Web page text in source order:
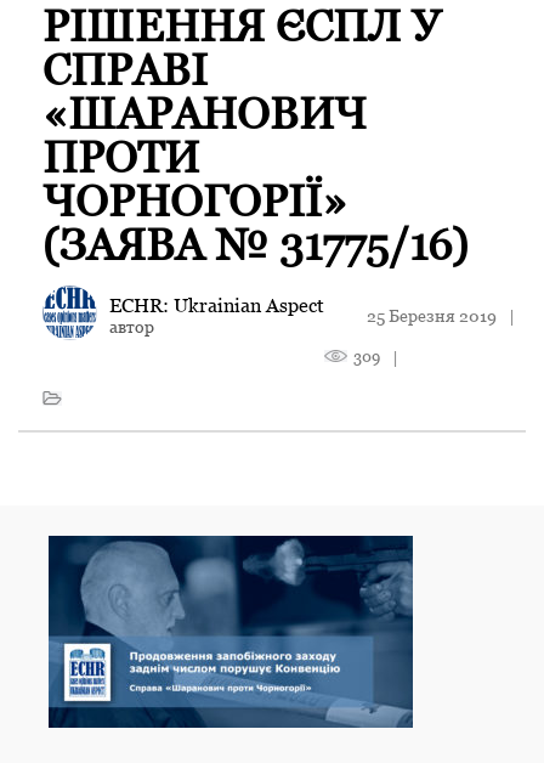
РІШЕННЯ ЄСПЛ У
СПРАВІ
«ШАРАНОВИЧ
ПРОТИ
ЧОРНОГОРІЇ»
(ЗАЯВА № 31775/16)
ECHR: Ukrainian Aspect
автор
25 Березня 2019 |
309 |